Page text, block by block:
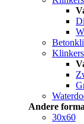
Andere
30x60